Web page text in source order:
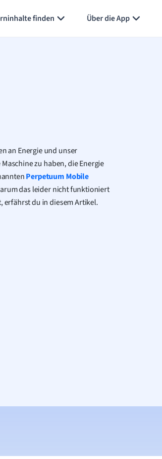
finden Über die App
an Energie und unser
zu haben, die Energie
Perpetuum Mobile
das leider nicht funktioniert
erfährst du in diesem Artikel.